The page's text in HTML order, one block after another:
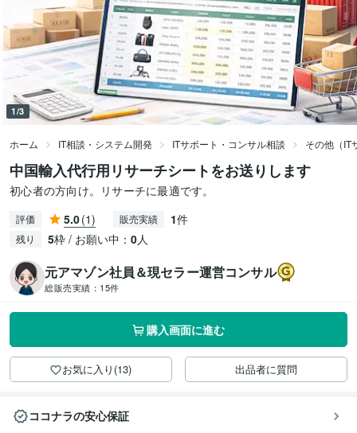
1/3
ホーム IT相談・システム開発 ITサポート・コンサル相談 その他（IT
中国輸入代行用リサーチシートをお送りします
初心者の方向け。リサーチに最適です。
評価 5.0(1) 販売実績 1件
残り 5枠 / お願い中： 0人
元アマゾン社員＆現セラー運営コンサル
総販売実績： 15件
購入画面に進む
お気に入り(13) 出品者に質問
ココナラの安心保証